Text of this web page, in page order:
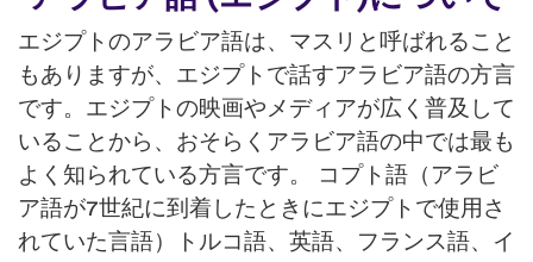
エジプトのアラビア語は、マスリと呼ばれること
もありますが、エジプトで話すアラビア語の方言
です。エジプトの映画やメディアが広く普及して
いることから、おそらくアラビア語の中では最も
よく知られている方言です。 コプト語（アラビ
ア語が7世紀に到着したときにエジプトで使用さ
れていた言語）トルコ語、英語、フランス語、イ